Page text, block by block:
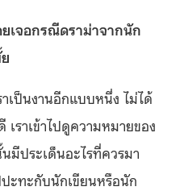
เจอกรณีดราม่าจากนัก
เป็นงานอีกแบบหนึ่ง ไม่ได้
ราเข้าไปดูความหมายของ
มีประเด็นอะไรที่ควรมา
ปะทะกับนักเขียนหรือนัก